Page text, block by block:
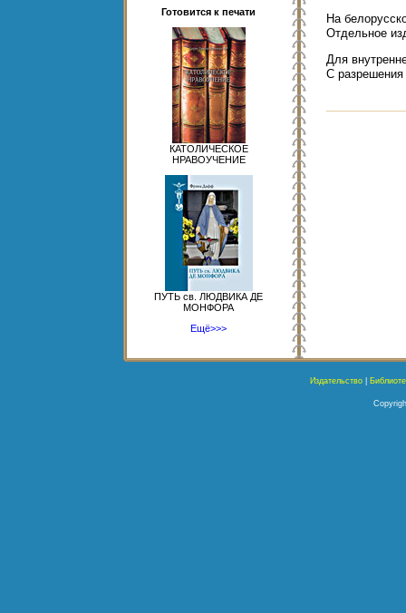
Готовится к печати
КАТОЛИЧЕСКОЕ
НРАВОУЧЕНИЕ
ПУТЬ св. ЛЮДВИКА ДЕ
МОНФОРА
Ещё>>>
На
Отдельное
Для
С
Издательство|